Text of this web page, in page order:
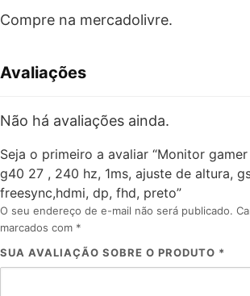
Compre na mercadolivre.
Avaliações
Não há avaliações ainda.
Seja o primeiro a avaliar “Monitor
g40 27 , 240 hz, 1ms, ajuste de altura,
freesync,hdmi, dp, fhd, preto”
O seu endereço de e-mail não será publicado.
marcados com *
SUA AVALIAÇÃO SOBRE O PRODUTO *